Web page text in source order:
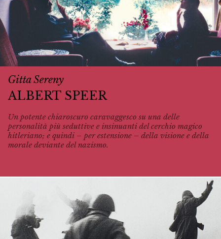
Gitta Sereny
ALBERT SPEER
Un potente chiaroscuro caravaggesco su una delle
personalità più seduttive e insinuanti del cerchio magico
hitleriano; e quindi – per estensione – della visione e della
morale deviante del nazismo.